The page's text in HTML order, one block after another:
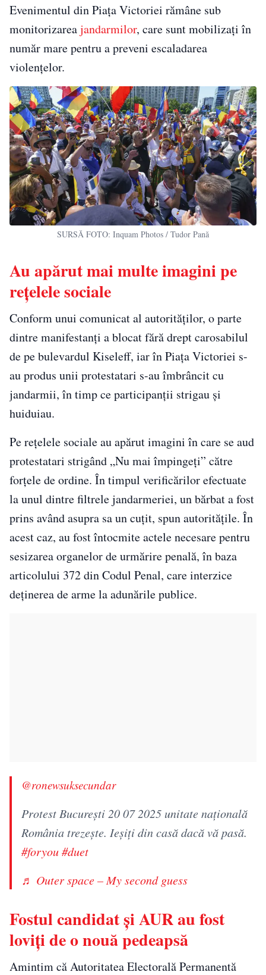
Evenimentul din Piața Victoriei rămâne sub
monitorizareajandarmilor, care sunt mobilizați în
număr mare pentru a preveni escaladarea
violențelor.
SURSĂ FOTO: Inquam Photos / Tudor Pană
Au apărut mai multe imagini pe
rețelele sociale
Conform unui comunicat al autorităţilor, o parte
dintre manifestanți a blocat fără drept carosabilul
de pe bulevardul Kiseleff, iar în Piața Victoriei s-
au produs unii protestatari s-au îmbrâncit cu
jandarmii, în timp ce participanții strigau și
huiduiau.
Pe rețelele sociale au apărut imagini în care se aud
protestatari strigând „Nu mai împingeți” către
forțele de ordine. În timpul verificărilor efectuate
la unul dintre filtrele jandarmeriei, un bărbat a fost
prins având asupra sa un cuțit, spun autoritățile. În
acest caz, au fost întocmite actele necesare pentru
sesizarea organelor de urmărire penală, în baza
articolului 372 din Codul Penal, care interzice
deținerea de arme la adunările publice.
@ronewsuksecundar
Protest București 20 07 2025 unitate națională
România trezește. Ieșiți din casă dacă vă pasă.
#foryou#duet
♬ Outer space – My second guess
Fostul candidat și AUR au fost
loviți de o nouă pedeapsă
Amintim că Autoritatea Electorală Permanentă